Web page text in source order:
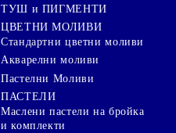
ТУШ и ПИГМЕНТИ
ЦВЕТНИ МОЛИВИ
Стандартни цветни моливи
Акварелни моливи
Пастелни Моливи
ПАСТЕЛИ
Маслени пастели на бройка
и комплекти